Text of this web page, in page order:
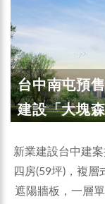
台中南屯預
建設「大塊
新業建設台中建
四房(59坪)，複
遮陽牆板，一層